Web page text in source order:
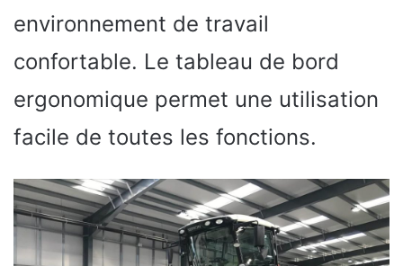
environnement de travail
confortable. Le tableau de bord
ergonomique permet une utilisation
facile de toutes les fonctions.